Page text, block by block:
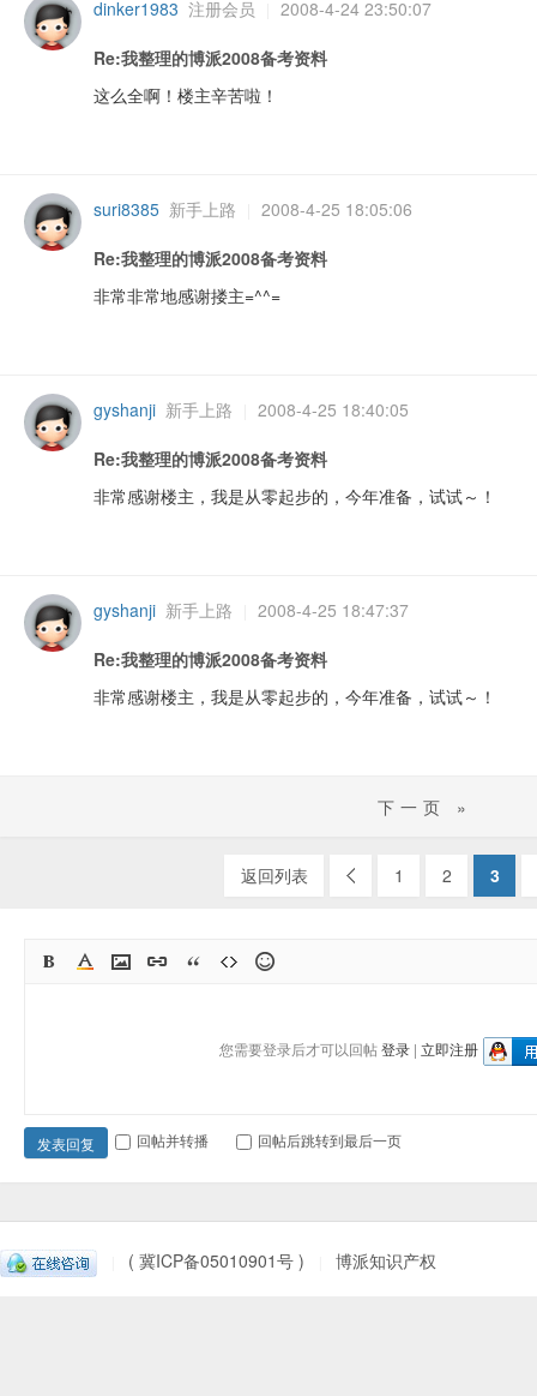
dinker1983 注册会员 2008-4-24 23:50:07
Re:我整理的博派2008备考资料
这么全啊！楼主辛苦啦！
suri8385 新手上路 2008-4-25 18:05:06
Re:我整理的博派2008备考资料
非常非常地感谢搂主=^^=
gyshanji 新手上路 2008-4-25 18:40:05
Re:我整理的博派2008备考资料
非常感谢楼主，我是从零起步的，今年准备，试试～！
gyshanji 新手上路 2008-4-25 18:47:37
Re:我整理的博派2008备考资料
非常感谢楼主，我是从零起步的，今年准备，试试～！
下一页 »
1 2 3
返回列表
您需要登录后才可以回帖登录 |立即注册
发表回复 回帖并转播 回帖后跳转到最后一页
( 冀ICP备05010901号 ) 博派知识产权